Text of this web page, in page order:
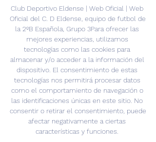
Club Deportivo Eldense | Web Oficial | Web
Oficial del C. D Eldense, equipo de futbol de
la 2ºB Española, Grupo 3Para ofrecer las
mejores experiencias, utilizamos
tecnologías como las cookies para
almacenar y/o acceder a la información del
dispositivo. El consentimiento de estas
tecnologías nos permitirá procesar datos
como el comportamiento de navegación o
las identificaciones únicas en este sitio. No
consentir o retirar el consentimiento, puede
afectar negativamente a ciertas
características y funciones.